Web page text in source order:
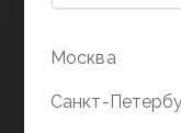
Москва
Санкт-